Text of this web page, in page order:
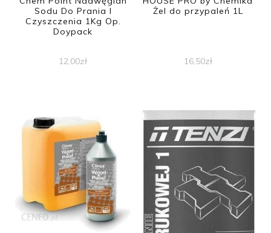
Sodu Do Prania I
Czyszczenia 1Kg Op.
Doypack
12,00zł
Żel do przypaleń 1L
16,50zł